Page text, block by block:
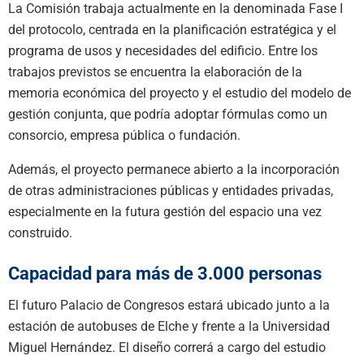
La Comisión trabaja actualmente en la denominada Fase I
del protocolo, centrada en la planificación estratégica y el
programa de usos y necesidades del edificio. Entre los
trabajos previstos se encuentra la elaboración de la
memoria económica del proyecto y el estudio del modelo de
gestión conjunta, que podría adoptar fórmulas como un
consorcio, empresa pública o fundación.
Además, el proyecto permanece abierto a la incorporación
de otras administraciones públicas y entidades privadas,
especialmente en la futura gestión del espacio una vez
construido.
Capacidad para más de 3.000 personas
El futuro Palacio de Congresos estará ubicado junto a la
estación de autobuses de Elche y frente a la Universidad
Miguel Hernández. El diseño correrá a cargo del estudio